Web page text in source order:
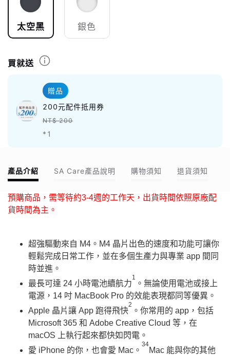
太空黑 銀色
買就送
贈品
200元配件抵用券
NT$ 200
*1
產品介紹 SA Care產品說明 購物須知 退貨須知
預購商品，需等待約3-4週的工作天，出貨時間依照原廠配
貨時間為主。
超強驅動來自 M4。M4 晶片出色的速度和功能可讓你
輕鬆完成日常工作，並在多個生產力與專業 app 間同
時並進。
最長可達 24 小時電池續航力
1
。無論使用電池或接上
電源，14 吋 MacBook Pro 的效能表現都同等優異。
Apple 晶片讓 App 跑得飛快
2
。你常用的 app，包括
Microsoft 365 和 Adobe Creative Cloud 等，在
macOS 上執行起來都快如閃電。
愛 iPhone 的你，也會愛 Mac。
34
Mac 能與你的其他